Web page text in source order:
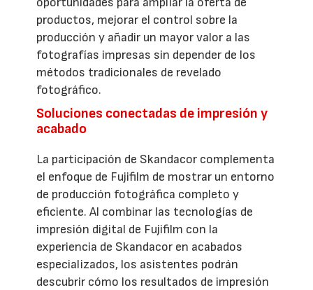
productos, mejorar el control sobre la
producción y añadir un mayor valor a las
fotografías impresas sin depender de los
métodos tradicionales de revelado
fotográfico.
Soluciones conectadas de impresión y
acabado
La participación de Skandacor complementa
el enfoque de Fujifilm de mostrar un entorno
de producción fotográfica completo y
eficiente. Al combinar las tecnologías de
impresión digital de Fujifilm con la
experiencia de Skandacor en acabados
especializados, los asistentes podrán
descubrir cómo los resultados de impresión